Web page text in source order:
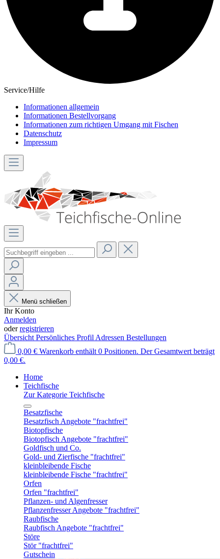
Service/Hilfe
Informationen allgemein
Informationen Bestellvorgang
Informationen zum richtigen Umgang mit Fischen
Datenschutz
Impressum
Menü schließen
Ihr Konto
Anmelden
oderregistrieren
Übersicht Persönliches Profil Adressen Bestellungen
0,00 € Warenkorb enthält 0 Positionen. Der Gesamtwert beträgt
0,00 €.
Home
Teichfische
Zur Kategorie Teichfische
Besatzfische
Besatzfisch Angebote "frachtfrei"
Biotopfische
Biotopfisch Angebote "frachtfrei"
Goldfisch und Co.
Gold- und Zierfische "frachtfrei"
kleinbleibende Fische
kleinbleibende Fische "frachtfrei"
Orfen
Orfen "frachtfrei"
Pflanzen- und Algenfresser
Pflanzenfresser Angebote "frachtfrei"
Raubfische
Raubfisch Angebote "frachtfrei"
Störe
Stör "frachtfrei"
Gutschein